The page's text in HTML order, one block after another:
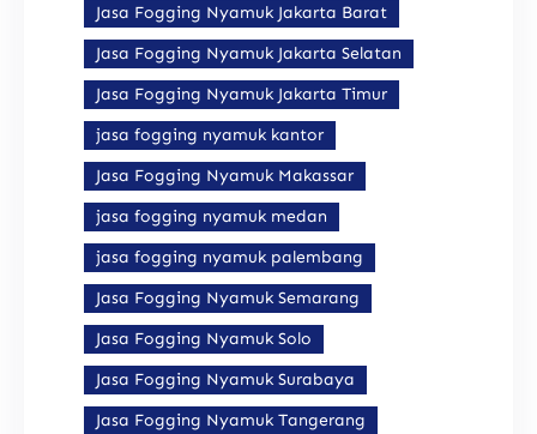
Jasa Fogging Nyamuk Jakarta Barat
Jasa Fogging Nyamuk Jakarta Selatan
Jasa Fogging Nyamuk Jakarta Timur
jasa fogging nyamuk kantor
Jasa Fogging Nyamuk Makassar
jasa fogging nyamuk medan
jasa fogging nyamuk palembang
Jasa Fogging Nyamuk Semarang
Jasa Fogging Nyamuk Solo
Jasa Fogging Nyamuk Surabaya
Jasa Fogging Nyamuk Tangerang